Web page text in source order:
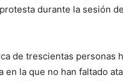
durante la sesión
de trescientas personas
en la que no han faltado